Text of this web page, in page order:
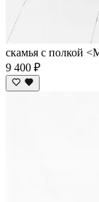
скамья с полкой
9 400 ₽